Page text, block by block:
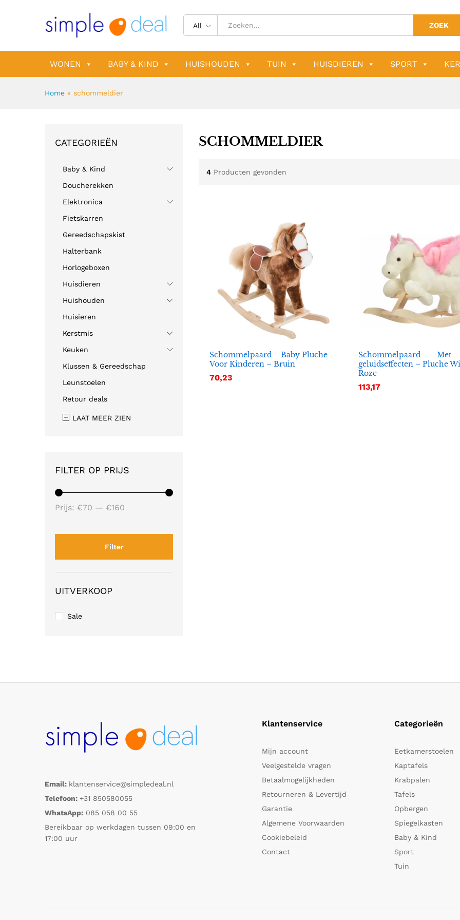
All ZOEK
WONEN BABY & KIND HUISHOUDEN TUIN HUISDIEREN SPORT
Home » schommeldier
SCHOMMELDIER
4 Producten gevonden
Schommelpaard – Baby Pluche –
Voor Kinderen – Bruin
70,23
70,23
Schommelpaard – – Met
geluidseffecten – Pluche
Roze
113,17
113,17
CATEGORIEËN
Baby & Kind
Doucherekken
Elektronica
Fietskarren
Gereedschapskist
Halterbank
Horlogeboxen
Huisdieren
Huishouden
Huisieren
Kerstmis
Keuken
Klussen & Gereedschap
Leunstoelen
Retour deals
LAAT MEER ZIEN
FILTER OP PRIJS
Filter
Prijs: €70 — €160
UITVERKOOP
Sale
Email: klantenservice@simpledeal.nl
Telefoon: +31 850580055
WhatsApp: 085 058 00 55
Bereikbaar op werkdagen tussen 09:00 en
17:00 uur
Klantenservice
Mijn account
Veelgestelde vragen
Betaalmogelijkheden
Retourneren & Levertijd
Garantie
Algemene Voorwaarden
Cookiebeleid
Contact
Categorieën
Eetkamerstoelen
Kaptafels
Krabpalen
Tafels
Opbergen
Spiegelkasten
Baby & Kind
Sport
Tuin